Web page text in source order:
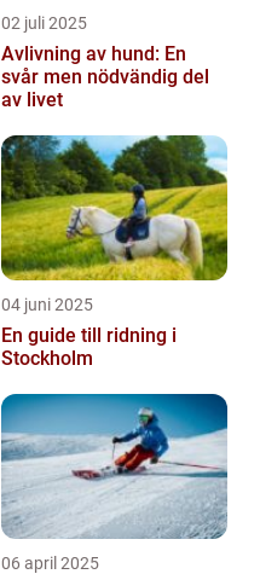
02 juli 2025
Avlivning av hund: En
svår men nödvändig del
av livet
04 juni 2025
En guide till ridning i
Stockholm
06 april 2025